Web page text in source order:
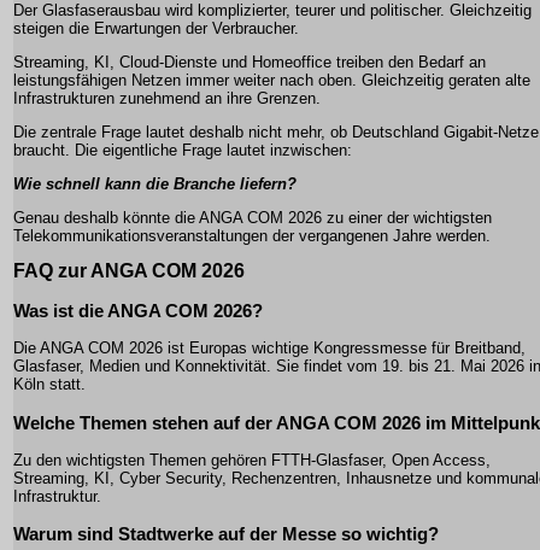
Der Glasfaserausbau wird komplizierter, teurer und politischer. Gleichzeitig
steigen die Erwartungen der Verbraucher.
Streaming, KI, Cloud-Dienste und Homeoffice treiben den Bedarf an
leistungsfähigen Netzen immer weiter nach oben. Gleichzeitig geraten alte
Infrastrukturen zunehmend an ihre Grenzen.
Die zentrale Frage lautet deshalb nicht mehr, ob Deutschland Gigabit-Netze
braucht. Die eigentliche Frage lautet inzwischen:
Wie schnell kann die Branche liefern?
Genau deshalb könnte die ANGA COM 2026 zu einer der wichtigsten
Telekommunikationsveranstaltungen der vergangenen Jahre werden.
FAQ zur ANGA COM 2026
Was ist die ANGA COM 2026?
Die ANGA COM 2026 ist Europas wichtige Kongressmesse für Breitband,
Glasfaser, Medien und Konnektivität. Sie findet vom 19. bis 21. Mai 2026 in
Köln statt.
Welche Themen stehen auf der ANGA COM 2026 im
Zu den wichtigsten Themen gehören FTTH-Glasfaser, Open Access,
Streaming, KI, Cyber Security, Rechenzentren, Inhausnetze und
Infrastruktur.
Warum sind Stadtwerke auf der Messe so wichtig?